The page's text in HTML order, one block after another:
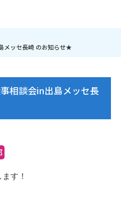
メッセ長崎 のお知らせ★
相談会in出島メッセ長
す！